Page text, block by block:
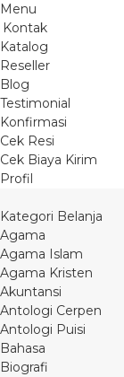
Menu
Kontak
Katalog
Reseller
Blog
Testimonial
Konfirmasi
Cek Resi
Cek Biaya Kirim
Profil
Kategori Belanja
Agama
Agama Islam
Agama Kristen
Akuntansi
Antologi Cerpen
Antologi Puisi
Bahasa
Biografi